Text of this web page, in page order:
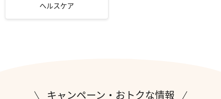
ヘルスケア
キャンペーン・おトクな情報